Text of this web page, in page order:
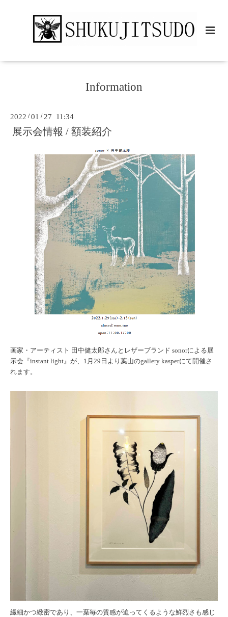
Information
2022 /01 / 27 11:34
展示会情報 / 額装紹介
画家・アーティスト 田中健太郎さんとレザーブランド sonorによる展
示会『instant light』が、1月29日より葉山のgallery kasperにて開催さ
れます。
繊細かつ緻密であり、一葉毎の質感が迫ってくるような鮮烈さも感じ